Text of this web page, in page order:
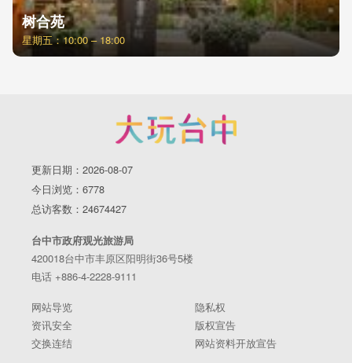
树合苑
星期五：10:00 – 18:00
更新日期：2026-08-07
今日浏览：6778
总访客数：24674427
台中市政府观光旅游局
420018台中市丰原区阳明街36号5楼
电话 +886-4-2228-9111
网站导览
隐私权
资讯安全
版权宣告
交换连结
网站资料开放宣告